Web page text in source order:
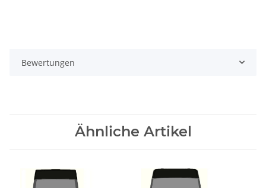
Bewertungen
Ähnliche Artikel